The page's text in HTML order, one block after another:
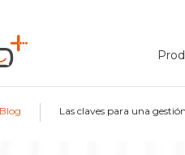
Blog | Las claves para una